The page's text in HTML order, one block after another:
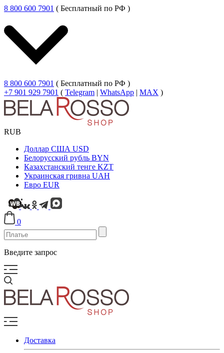
8 800 600 7901 ( Бесплатный по РФ )
8 800 600 7901 ( Бесплатный по РФ )
+7 901 929 7901 ( Telegram | WhatsApp | MAX )
RUB
Доллар США USD
Белорусский рубль BYN
Казахстанский тенге KZT
Украинская гривна UAH
Евро EUR
0
Введите запрос
Доставка